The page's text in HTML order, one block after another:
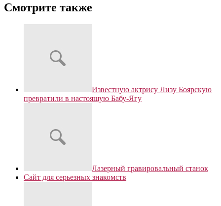
Смотрите также
Известную актрису Лизу Боярскую
превратили в настоящую Бабу-Ягу
Лазерный гравировальный станок
Сайт для серьезных знакомств